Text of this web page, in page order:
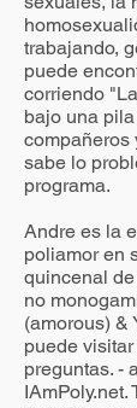
trabajando,
puede
corriendo
bajo una
compañeros
sabe lo
programa.
Andre es la
poliamor en
quincenal
no
(amorous) &
puede
preguntas. -
IAmPoly.net.